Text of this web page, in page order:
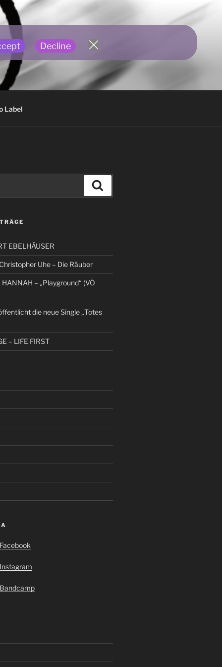
Label
EBELHÄUSER
Uhe – Die Räuber
– „Playground“ (VÖ
die neue Single „Totes
– LIFE FIRST
Decline